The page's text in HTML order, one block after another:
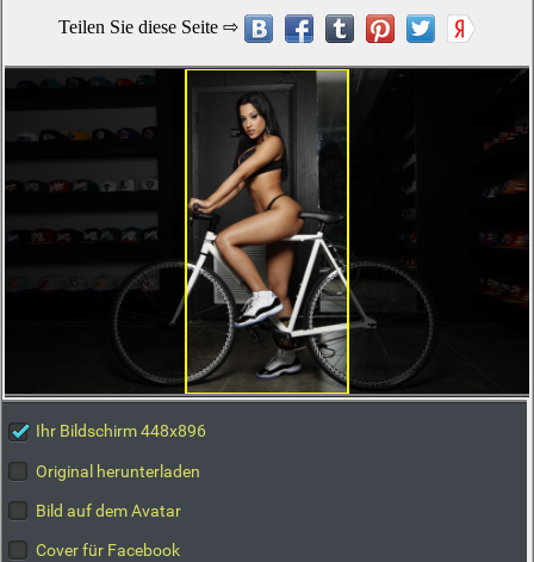
Ihr Bildschirm 448x896
Original herunterladen
Bild auf dem Avatar
Cover für Facebook